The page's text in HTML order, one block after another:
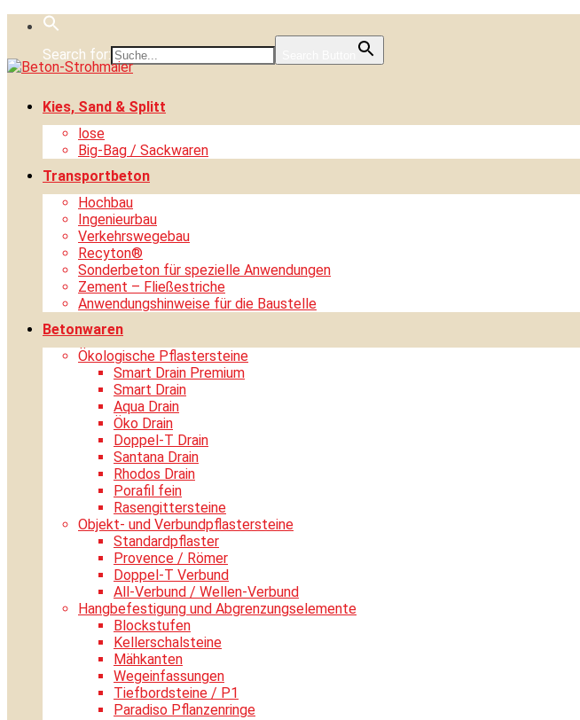
Skip
contentSearch for:
Kies, Sand & Splitt
lose
Big-Bag / Sackwaren
Transportbeton
Hochbau
Ingenieurbau
Verkehrswegebau
Recyton®
Sonderbeton für spezielle Anwendungen
Zement – Fließestriche
Anwendungshinweise für die Baustelle
Betonwaren
Ökologische Pflastersteine
Smart Drain Premium
Smart Drain
Aqua Drain
Öko Drain
Doppel-T Drain
Santana Drain
Rhodos Drain
Porafil fein
Rasengittersteine
Objekt- und Verbundpflastersteine
Standardpflaster
Provence / Römer
Doppel-T Verbund
All-Verbund / Wellen-Verbund
Hangbefestigung und Abgrenzungselemente
Blockstufen
Kellerschalsteine
Mähkanten
Wegeinfassungen
Tiefbordsteine / P1
Paradiso Pflanzenringe